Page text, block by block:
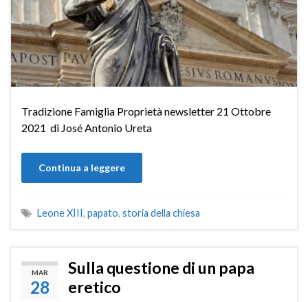
Tradizione Famiglia Proprietà newsletter 21 Ottobre
2021 di José Antonio Ureta
Continua a leggere
Leone XIII, papato, storia della chiesa
MAR
28
Sulla questione di un papa
eretico